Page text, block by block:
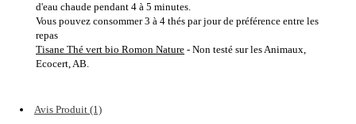
d'eau chaude pendant 4 à 5 minutes.
Vous pouvez consommer 3 à 4 thés par jour de préférence entre les
repas
Tisane Thé vert bio Romon Nature - Non testé sur les Animaux,
Ecocert, AB.
Avis Produit (1)